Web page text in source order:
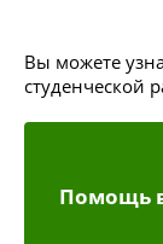
Вы можете
студенческой
Помощь